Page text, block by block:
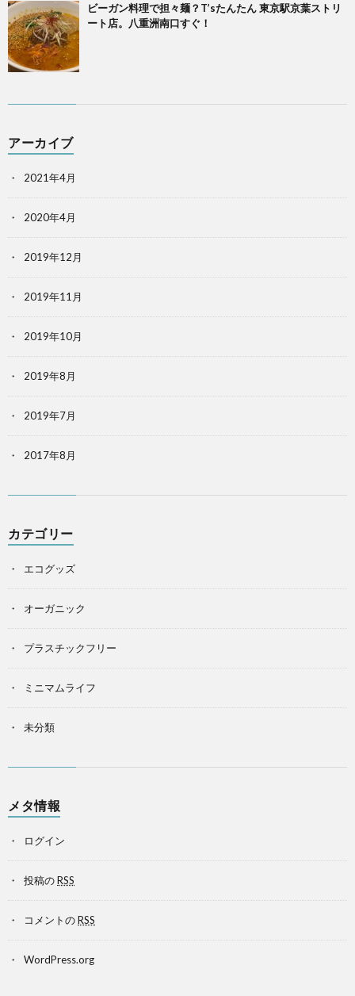
ビーガン料理で担々麺？T’sたんたん 東京駅京葉ストリ
ート店。八重洲南口すぐ！
アーカイブ
2021年4月
2020年4月
2019年12月
2019年11月
2019年10月
2019年8月
2019年7月
2017年8月
カテゴリー
エコグッズ
オーガニック
プラスチックフリー
ミニマムライフ
未分類
メタ情報
ログイン
投稿のRSS
コメントのRSS
WordPress.org